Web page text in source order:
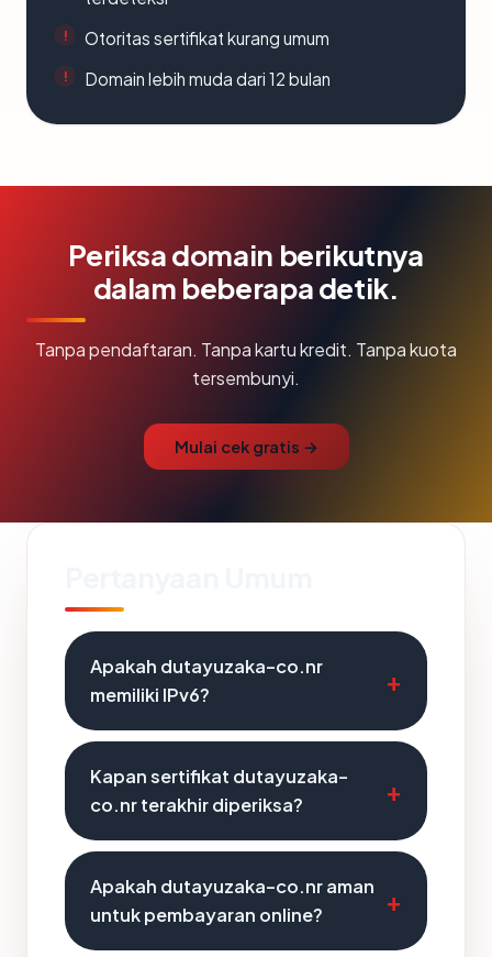
Otoritas sertifikat kurang umum
Domain lebih muda dari 12 bulan
Periksa domain berikutnya
dalam beberapa detik.
Tanpa pendaftaran. Tanpa kartu kredit. Tanpa kuota
tersembunyi.
Mulai cek gratis →
Apakah dutayuzaka-co.nr
memiliki IPv6?
Kapan sertifikat dutayuzaka-
co.nr terakhir diperiksa?
Apakah dutayuzaka-co.nr aman
untuk pembayaran online?